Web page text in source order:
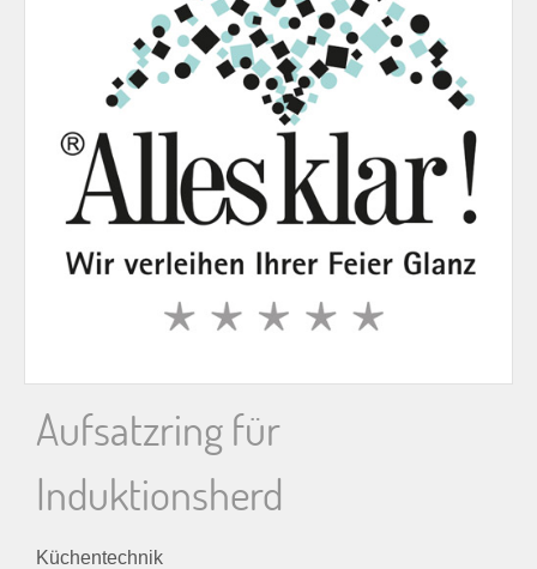
a
h
Aufsatzring für
Induktionsherd
Küchentechnik